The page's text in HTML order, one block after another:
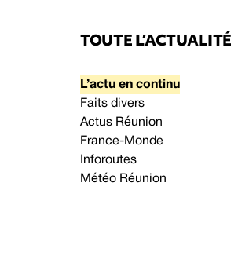
TOUTE L’ACTUALITÉ
L’actu en continu
Faits divers
Actus Réunion
France-Monde
Inforoutes
Météo Réunion